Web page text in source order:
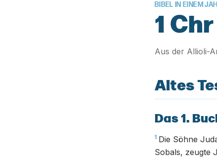
BIBEL IN EINEM
1
Aus der Allioli-
Altes
Das 1.
1 Die Söhne
Sobals, zeugte